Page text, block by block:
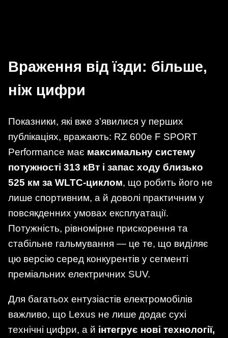
Враження від їзди: більше,
ніж цифри
Показники, які вже з’явилися у перших
публікаціях, вражають: RZ 600e F SPORT
Performance має максимальну систему
потужності 313 кВт і запас ходу близько
525 км за WLTC-циклом, що робить його не
лише спортивним, а й доволі практичним у
повсякденних умовах експлуатації.
Потужність, рівномірне прискорення та
стабільне гальмування — це те, що виділяє
цю версію серед конкурентів у сегменті
преміальних електричних SUV.
Для багатьох ентузіастів електромобілів
важливо, що Lexus не лише додає сухі
технічні цифри, а й інтегрує нові технології,